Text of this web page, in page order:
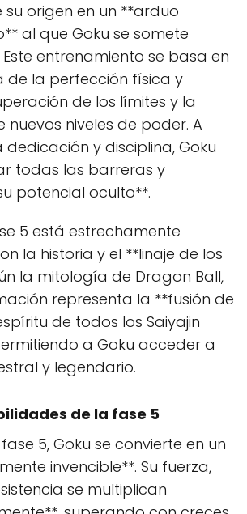
su origen en un **arduo
al que Goku se somete
entrenamiento se basa en
de la perfección física y
de los límites y la
nuevos niveles de poder. A
y disciplina, Goku
todas las barreras y
potencial oculto**.
5 está estrechamente
la historia y el **linaje de los
la mitología de Dragon Ball,
representa la **fusión de
de todos los Saiyajin
a Goku acceder a
y legendario.
de la fase 5
5, Goku se convierte en un
invencible**. Su fuerza,
se multiplican